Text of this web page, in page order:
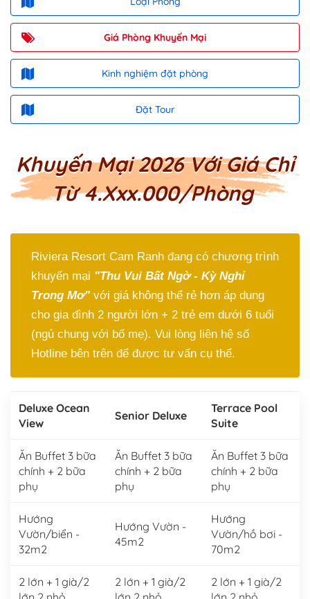
Giá Phòng Khuyến Mại
Kinh nghiệm đặt phòng
Đặt Tour
Khuyến Mại 2026 Với Giá Chỉ
Từ 4.xxx.000/phòng
Riviera Resort Cam Ranh đang có chương trình
khuyến mại "Thu Vui Bất Ngờ - Kỳ Nghỉ
Trong Mơ"với giá không thể rẻ hơn áp dụng
cho gia đình 2 người lớn + 2 trẻ em dưới 6 tuổi
(ngủ chung với bố mẹ). Vui lòng liên hệ số
Hotline bên trên để được tư vấn cụ thể.
Deluxe Ocean
View
Senior Deluxe
Terrace Pool
Suite
Ăn Buffet 3 bữa
chính + 2 bữa
phụ
Ăn Buffet 3 bữa
chính + 2 bữa
phụ
Ăn Buffet 3 bữa
chính + 2 bữa
phụ
Hướng
Vườn/biển -
32m2
Hướng Vườn -
45m2
Hướng
Vườn/hồ bơi -
70m2
2 lớn + 1 già/2
2 lớn + 1 già/2
2 lớn + 1 già/2